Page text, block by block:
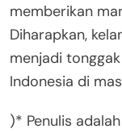
memberikan
Diharapkan,
menjadi
Indonesia di
)* Penulis